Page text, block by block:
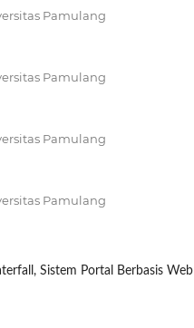
Pamulang
Pamulang
Pamulang
Pamulang
Sistem Portal Berbasis Web